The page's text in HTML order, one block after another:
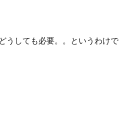
うしても必要。。というわけで